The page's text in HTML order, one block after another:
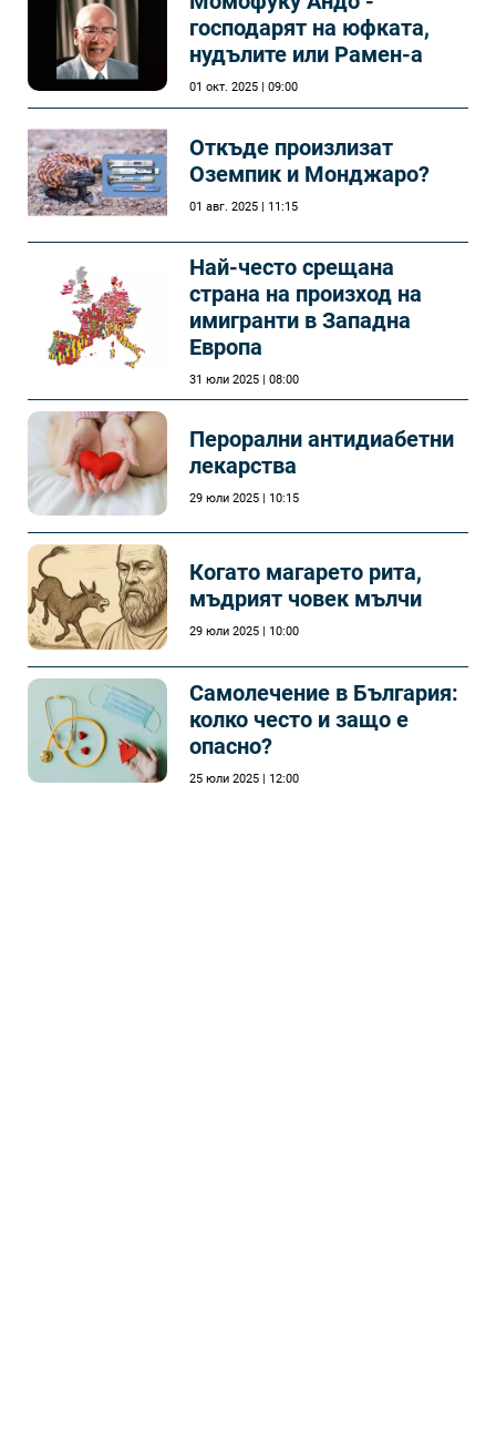
господарят на юфката,
нудълите или Рамен-а
01 окт. 2025 | 09:00
Откъде произлизат
Оземпик и Монджаро?
01 авг. 2025 | 11:15
Най-често срещана
страна на произход на
имигранти в Западна
Европа
31 юли 2025 | 08:00
Перорални антидиабетни
лекарства
29 юли 2025 | 10:15
Когато магарето рита,
мъдрият човек мълчи
29 юли 2025 | 10:00
Самолечeние в България:
колко често и защо е
опасно?
25 юли 2025 | 12:00